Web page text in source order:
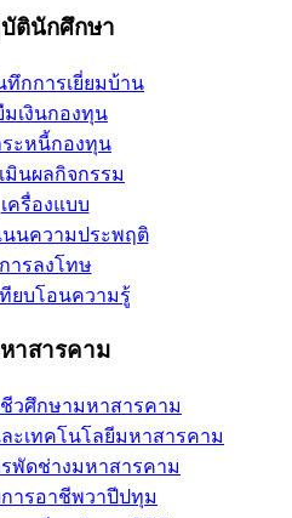
ตินักศึกษา
ทึกการเยี่ยมบ้าน
มเงินกองทุน
ะหนี้กองทุน
มินผลกิจกรรม
เครื่องแบบ
นความประพฤติ
การลงโทษ
ทียบโอนความรู้
าสารคาม
วศึกษามหาสารคาม
ะเทคโนโลยีมหาสารคาม
พัดช่างมหาสารคาม
ารอาชีพวาปีปทุม